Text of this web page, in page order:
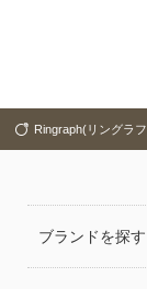
Ringraph(リングラ
ブランドを探す